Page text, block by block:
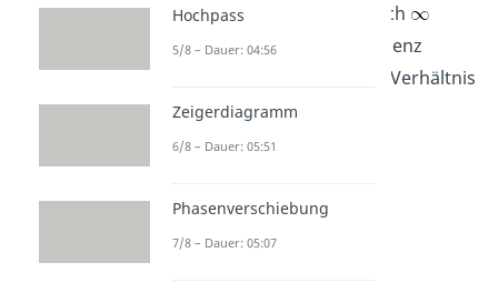
Das ist so, da 1 geteilt durch
gegen Null geht. Für Frequenz
gegen unendlich wird das Verhältnis
Eins.
Hochpass
5/8 – Dauer: 04:56
Zeigerdiagramm
6/8 – Dauer: 05:51
Phasenverschiebung
7/8 – Dauer: 05:07